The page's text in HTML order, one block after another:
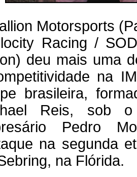
Motorsports
Racing /
deu mais uma
na
brasileira,
Reis, sob
Pedro
na segunda
na Flórida.